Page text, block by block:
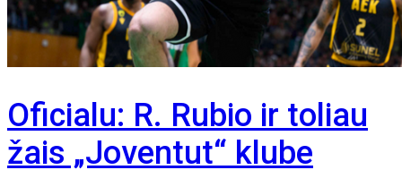
Oficialu: R. Rubio ir toliau
žais „Joventut“ klube